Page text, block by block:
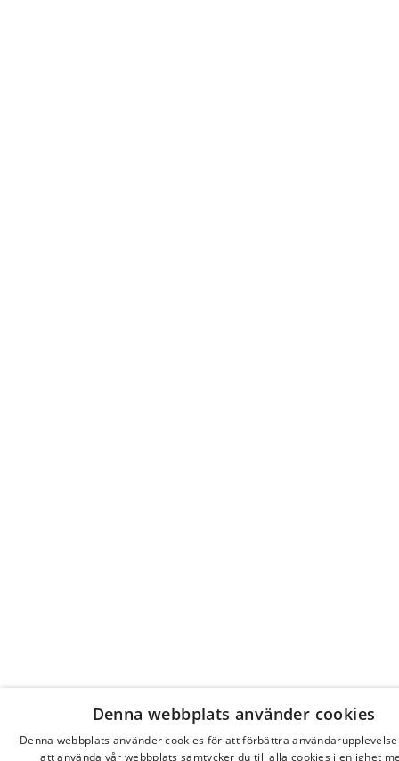
Denna webbplats använder cookies
Denna webbplats använder cookies för att förbättra
att använda vår webbplats samtycker du till alla cookies i enlighet